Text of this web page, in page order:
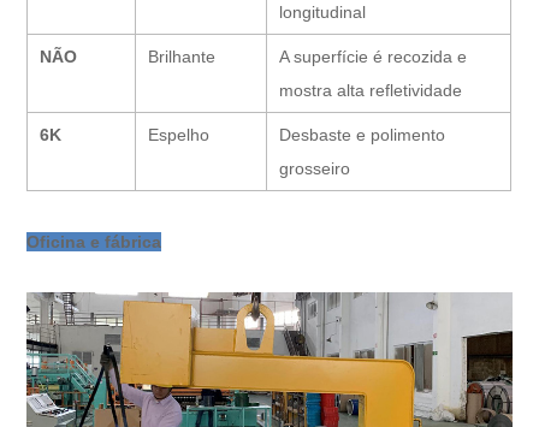
longitudinal
NÃO Brilhante
A superfície é recozida e
mostra alta refletividade
6K Espelho
Desbaste e polimento
grosseiro
Oficina e fábrica